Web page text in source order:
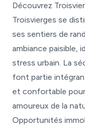
Découvrez
Troisvierges se
ses sentiers de
ambiance paisible,
stress urbain. La
font partie
et confortable
amoureux de la
Opportunités